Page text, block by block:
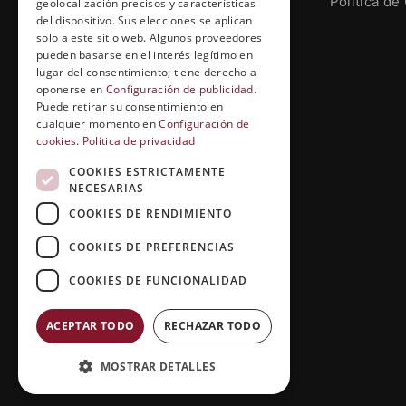
Calle Prat de la Riba, 22, Entresuelo
(local 5)
25004, Lleida. España
contenidos@grupoesneca.tv
Copyright © 2026 |Grupo Esneca TV
geolocalización precisos y características
del dispositivo. Sus elecciones se aplican
solo a este sitio web. Algunos proveedores
pueden basarse en el interés legítimo en
lugar del consentimiento; tiene derecho a
oponerse en Configuración de publicidad.
Puede retirar su consentimiento en
cualquier momento enConfiguración de
cookies. Política de privacidad
COOKIES ESTRICTAMENTE
NECESARIAS
COOKIES DE RENDIMIENTO
COOKIES DE PREFERENCIAS
COOKIES DE FUNCIONALIDAD
ACEPTAR TODO RECHAZAR TODO
MOSTRAR DETALLES